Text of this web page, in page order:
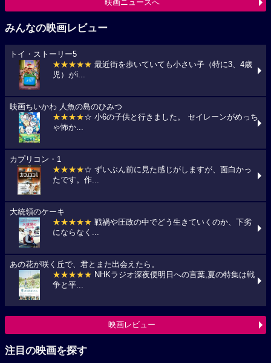
映画ニュースへ
みんなの映画レビュー
トイ・ストーリー5
★★★★★ 最近街を歩いていても小さい子（特に3、4歳
児）がi...
映画ちいかわ 人魚の島のひみつ
★★★★☆ 小6の子供と行きました。 セイレーンがめっち
ゃ怖か...
カプリコン・1
★★★★☆ ずいぶん前に見た感じがしますが、面白かっ
たです。作...
大統領のケーキ
★★★★★ 戦禍や圧政の中でどう生きていくのか、下劣
にならなく...
あの花が咲く丘で、君とまた出会えたら。
★★★★★ NHKラジオ深夜便明日への言葉,夏の特集は戦
争と平...
映画レビュー
注目の映画を探す